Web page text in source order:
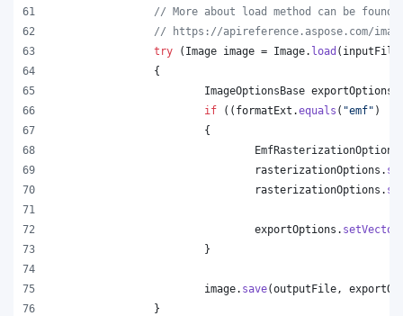
// More about load method can be found
// https://apireference.aspose.com/
try ( Image image = Image. load ( inputFile
		{
ImageOptionsBase exportOptions
if (( formatExt .equals ( "emf" )
			{
EmfRasterizationOptions
rasterizationOptions .
rasterizationOptions .
exportOptions .
			}
image. save(outputFile ,
		}